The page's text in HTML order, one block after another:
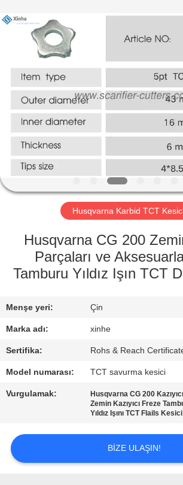
EVDE
ÜRÜN
VIDEOLAR
BIZIM
HAKKIMIZDA
FABRIKA
TURU
KONTROLÜ
BIZIMLE
İLETIŞIM
HABERLER
DAVALAR
Co.,
Ltd..
Husqvarna Karbid TCT
Husqvarna CG 200
Parçaları ve
Tamburu Yıldız Işın TCT
Menşe yeri: Çin
Marka adı: xinhe
Sertifika: Rohs & Reach
Model numarası: TCT savurma kesici
Vurgulamak: Husqvarna CG 200
Zemin Kazıyıcı Freze
Yıldız Işını TCT Flails Kesici
BIZE ULAŞIN!